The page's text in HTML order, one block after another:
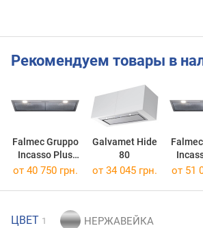
Рекомендуем товары в
Falmec Gruppo
Incasso Plus
NRS 50/800
Galvamet Hide
80
NRS
от 40 750 грн. от 34 045 грн. от 51
ЦВЕТ 1